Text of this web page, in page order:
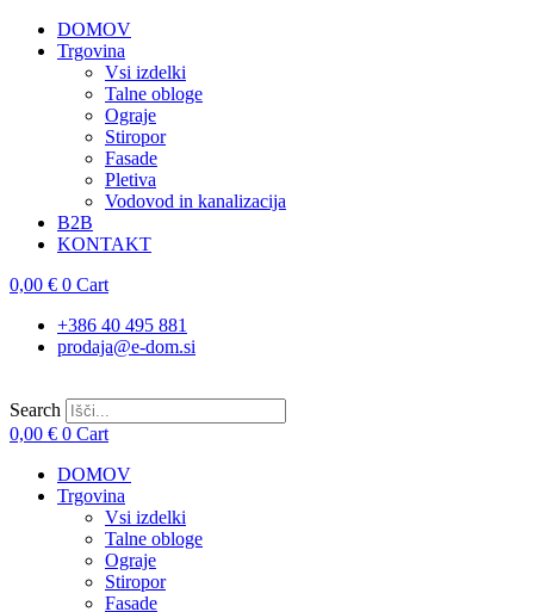
DOMOV
Trgovina
Vsi izdelki
Talne obloge
Ograje
Stiropor
Fasade
Pletiva
Vodovod in kanalizacija
B2B
KONTAKT
0,00 € 0 Cart
+386 40 495 881
prodaja@e-dom.si
Search
0,00 € 0 Cart
DOMOV
Trgovina
Vsi izdelki
Talne obloge
Ograje
Stiropor
Fasade